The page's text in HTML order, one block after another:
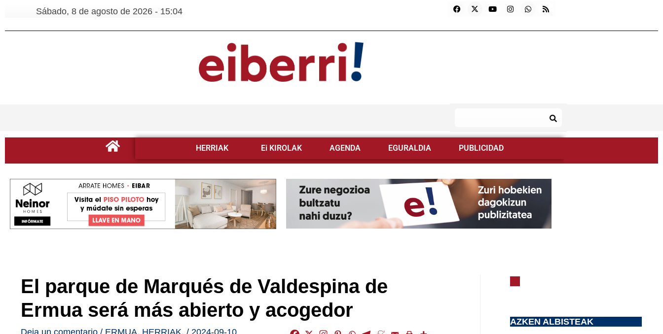
Sábado, 8 de agosto de 2026 - 15:04
HERRIAK Ei KIROLAK AGENDA EGURALDIA PUBLICIDAD
El parque de Marqués de Valdespina de
Ermua será más abierto y acogedor
Deja un comentario / ERMUA, HERRIAK, / 2024-09-10
AZKEN ALBISTEAK